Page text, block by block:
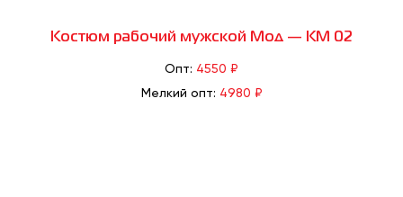
Костюм рабочий мужской Мод — КМ 02
Опт: 4550 ₽
Мелкий опт: 4980 ₽